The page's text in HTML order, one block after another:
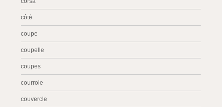
côté
coupe
coupelle
coupes
courroie
couvercle